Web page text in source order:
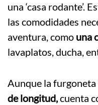
una ‘casa rodante’.
las comodidades
aventura, como una
lavaplatos, ducha,
Aunque la furgoneta
de longitud,cuenta